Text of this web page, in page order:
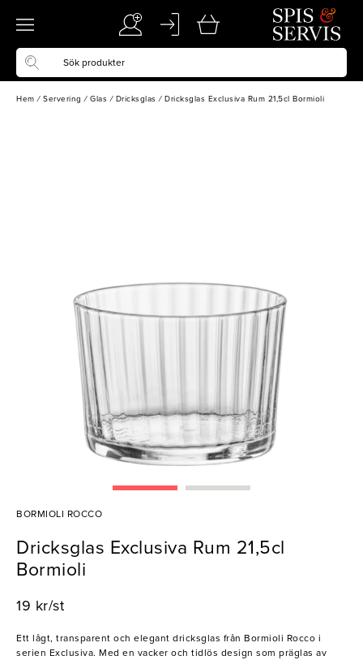
Hem / Servering / Glas / Dricksglas / Dricksglas Exclusiva Rum 21,5cl Bormioli
BORMIOLI ROCCO
Dricksglas Exclusiva Rum 21,5cl
Bormioli
19 kr/st
Ett lågt, transparent och elegant dricksglas från Bormioli Rocco i
serien Exclusiva. Med en vacker och tidlös design som präglas av